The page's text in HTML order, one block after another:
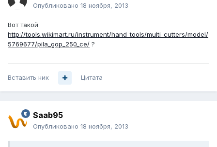
Опубликовано 18 ноября, 2013
Вот такой
http://tools.wikimart.ru/instrument/hand_tools/multi_cutters/model/
5769677/pila_gop_250_ce/ ?
Вставить ник Цитата
Saab95
Опубликовано 18 ноября, 2013